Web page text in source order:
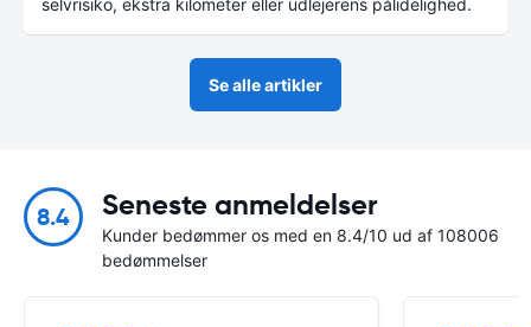
selvrisiko, ekstra kilometer eller udlejerens pålidelighed.
Se alle artikler
8.4 Seneste anmeldelser
Kunder bedømmer os med en 8.4/10 ud af 108006
bedømmelser